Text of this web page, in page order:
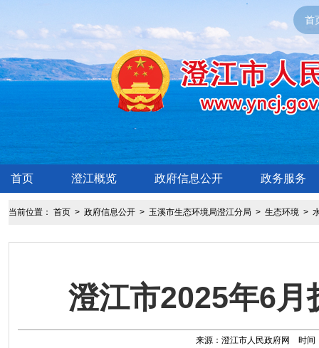
首
首页 澄江概览 政府信息公开 政务服务
当前位置： 首页> 政府信息公开> 玉溪市生态环境局澄江分局 > 生态环境>
澄江市2025年6月
来源：澄江市人民政府网 时间